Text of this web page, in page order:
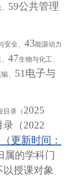
59公共管理
安全、 43能源动力
47生物与化工、
、 51电子与
目录（ 2025
（2022
更新时间：
属的学科门
授课对象